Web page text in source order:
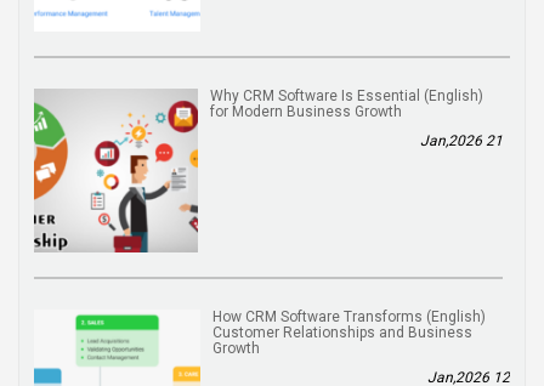
(English) Why CRM Software Is Essential
for Modern Business Growth
21 Jan,2026
(English) How CRM Software Transforms
Customer Relationships and Business
Growth
12 Jan,2026